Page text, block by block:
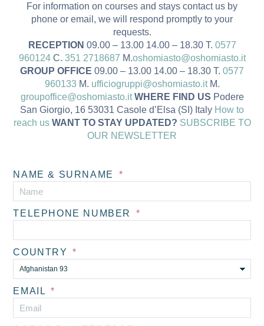
For information on courses and stays contact us by
phone or email, we will respond promptly to your
requests.
RECEPTION 09.00 – 13.00 14.00 – 18.30 T. 0577
960124C. 351 2718687 M.oshomiasto@oshomiasto.it
GROUP OFFICE 09.00 – 13.00 14.00 – 18.30 T. 0577
960133 M. ufficiogruppi@oshomiasto.itM.
groupoffice@oshomiasto.it WHERE FIND US Podere
San Giorgio, 16 53031 Casole d’Elsa (SI) Italy How to
reach us WANT TO STAY UPDATED? SUBSCRIBE TO
OUR NEWSLETTER
NAME & SURNAME
TELEPHONE NUMBER
COUNTRY
EMAIL